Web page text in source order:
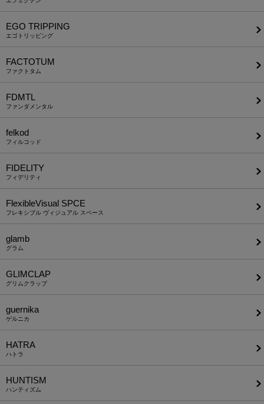
EGO TRIPPING
エゴトリッピング
FACTOTUM
ファクトタム
FDMTL
ファンダメンタル
felkod
フィルコッド
FIDELITY
フィデリティ
FlexibleVisual SPCE
フレキシブル ヴィジュアル スペース
glamb
グラム
GLIMCLAP
グリムクラップ
guernika
ゲルニカ
HATRA
ハトラ
HUNTISM
ハンティズム